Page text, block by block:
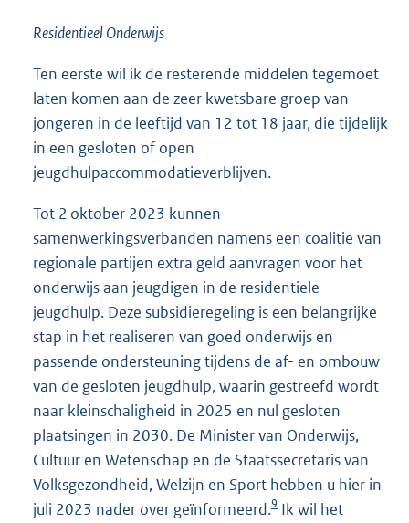
Residentieel Onderwijs
Ten eerste wil ik de resterende middelen tegemoet
laten komen aan de zeer kwetsbare groep van
jongeren in de leeftijd van 12 tot 18 jaar, die tijdelijk
in een gesloten of open
jeugdhulpaccommodatieverblijven.
Tot 2 oktober 2023 kunnen
samenwerkingsverbanden namens een coalitie van
regionale partijen extra geld aanvragen voor het
onderwijs aan jeugdigen in de residentiele
jeugdhulp. Deze subsidieregeling is een belangrijke
stap in het realiseren van goed onderwijs en
passende ondersteuning tijdens de af- en ombouw
van de gesloten jeugdhulp, waarin gestreefd wordt
naar kleinschaligheid in 2025 en nul gesloten
plaatsingen in 2030. De Minister van Onderwijs,
Cultuur en Wetenschap en de Staatssecretaris van
Volksgezondheid, Welzijn en Sport hebben u hier in
juli 2023 nader over geïnformeerd.9 Ik wil het